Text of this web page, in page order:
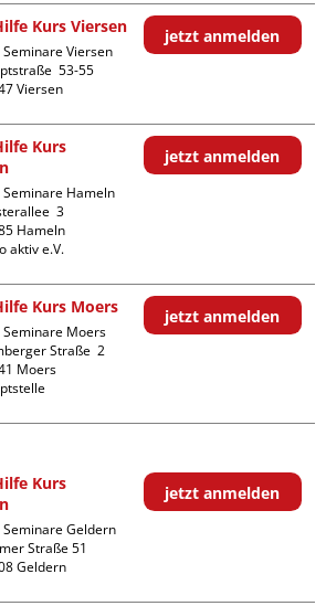
Kurs Viersen
Seminare Viersen
53-55
jetzt anmelden
Kurs
Seminare Hameln
3
Hameln
aktiv e.V.
jetzt anmelden
Kurs Moers
Seminare Moers
Straße  2
Moers
jetzt anmelden
Kurs
Seminare Geldern
Straße 51
jetzt anmelden